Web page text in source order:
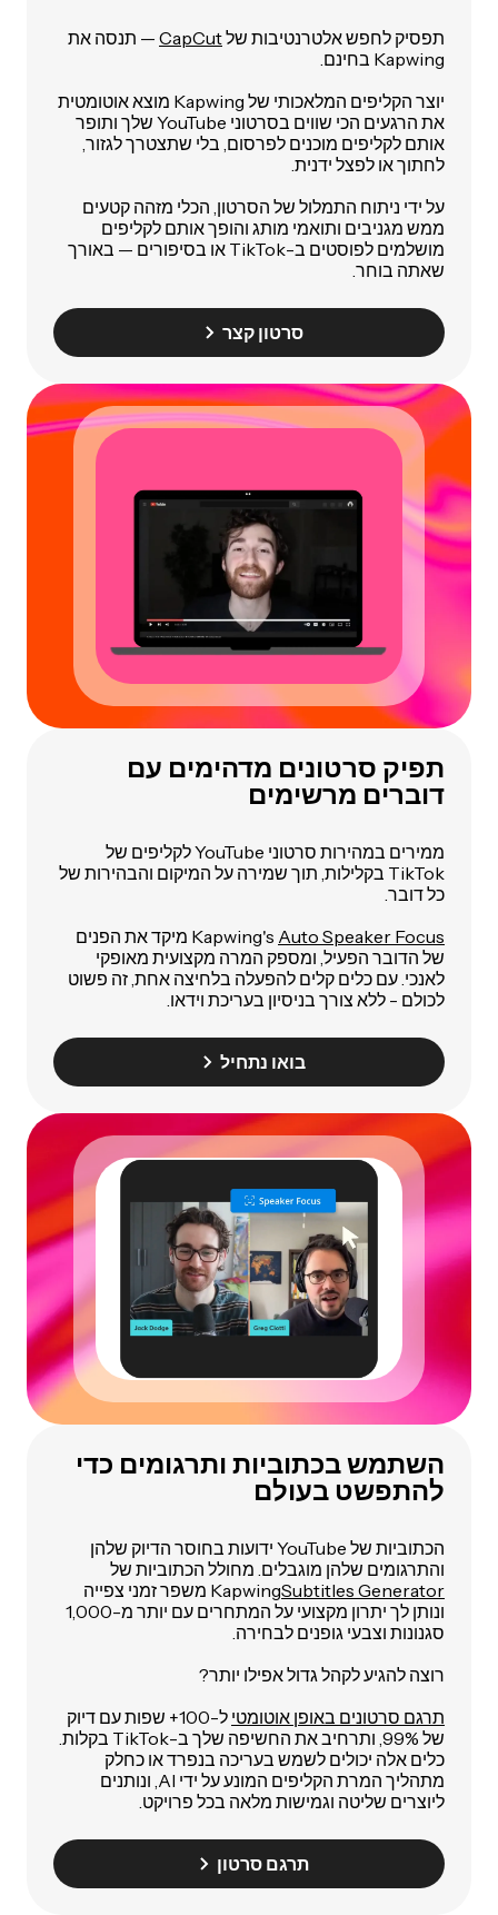
תפסיק לחפש אלטרנטיבות שלCapCut — תנסה את
Kapwing בחינם.
יוצר הקליפים המלאכותי של Kapwing מוצא אוטומטית
את הרגעים הכי שווים בסרטוני YouTube שלך ותופר
אותם לקליפים מוכנים לפרסום, בלי שתצטרך לגזור,
לחתוך או לפצל ידנית.
על ידי ניתוח התמלול של הסרטון, הכלי מזהה קטעים
ממש מגניבים ותואמי מותג והופך אותם לקליפים
מושלמים לפוסטים ב-TikTok או בסיפורים — באורך
שאתה בוחר.
סרטון קצר
תפיק סרטונים מדהימים עם
דוברים מרשימים
ממירים במהירות סרטוני YouTube לקליפים של
TikTok בקלילות, תוך שמירה על המיקום והבהירות של
כל דובר.
Kapwing's Auto Speaker Focus
מיקד את הפנים
של הדובר הפעיל, ומספק המרה מקצועית מאופקי
לאנכי. עם כלים קלים להפעלה בלחיצה אחת, זה פשוט
לכולם - ללא צורך בניסיון בעריכת וידאו.
בואו נתחיל
השתמש בכתוביות ותרגומים כדי
להתפשט בעולם
הכתוביות של YouTube ידועות בחוסר הדיוק שלהן
והתרגומים שלהן מוגבלים. מחולל הכתוביות של
KapwingSubtitles Generator
משפר זמני צפייה
ונותן לך יתרון מקצועי על המתחרים עם יותר מ-1,000
סגנונות וצבעי גופנים לבחירה.
רוצה להגיע לקהל גדול אפילו יותר?
תרגם סרטונים באופן אוטומטי
ל-100+ שפות עם דיוק
של 99%, ותרחיב את החשיפה שלך ב-TikTok בקלות.
כלים אלה יכולים לשמש בעריכה בנפרד או כחלק
מתהליך המרת הקליפים המונע על ידי AI, ונותנים
ליוצרים שליטה וגמישות מלאה בכל פרויקט.
תרגם סרטון